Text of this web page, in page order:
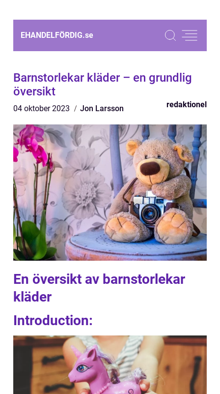
EHANDELFÖRDIG.se
Barnstorlekar kläder – en grundlig
översikt
04 oktober 2023 Jon Larsson redaktionel
En översikt av barnstorlekar
kläder
Introduction: